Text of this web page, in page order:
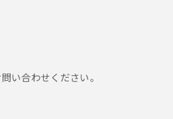
い合わせください。